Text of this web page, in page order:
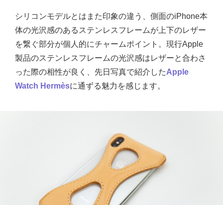
シリコンモデルとはまた印象の違う、側面のiPhone本
体の光沢感のあるステンレスフレームが上下のレザー
を繋ぐ部分が個人的にチャームポイント。現行Apple
製品のステンレスフレームの光沢感はレザーと合わさ
った際の相性が良く、先日写真で紹介したApple
Watch Hermèsに通ずる魅力を感じます。